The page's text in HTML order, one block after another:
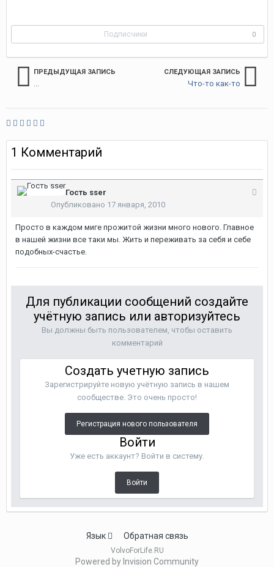
Подписчики 0
ПРЕДЫДУЩАЯ ЗАПИСЬ СЛЕДУЮЩАЯ ЗАПИСЬ
Что-то как-то
1 Комментарий
Гость sser
Опубликовано 17 января, 2010
Просто в каждом миге прожитой жизни много нового. Главное
в нашей жизни все таки мы. Жить и переживать за себя и себе
подобных-счастье.
Для публикации сообщений создайте
учётную запись или авторизуйтесь
Вы должны быть пользователем, чтобы оставить
комментарий
Создать учетную запись
Зарегистрируйте новую учётную запись в нашем
сообществе. Это очень просто!
Регистрация нового пользователя
Войти
Уже есть аккаунт? Войти в систему.
Войти
Язык Обратная связь
VolvoForLife.RU
Powered by Invision Community